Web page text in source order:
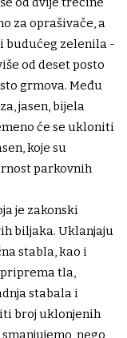
za oprašivače, a
budućeg zelenila -
od deset posto
grmova. Među
jasen, bijela
će se ukloniti
koje su
parkovnih
je zakonski
biljaka. Uklanjaju
stabla, kao i
tla,
stabala i
broj uklonjenih
nego